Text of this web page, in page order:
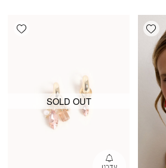
Add wishlist
SOLD OUT